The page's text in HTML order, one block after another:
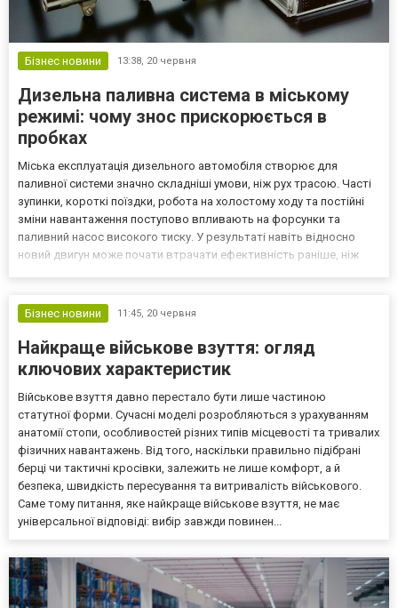
Бізнес новини 13:38, 20 червня
Дизельна паливна система в міському
режимі: чому знос прискорюється в
пробках
Міська експлуатація дизельного автомобіля створює для
паливної системи значно складніші умови, ніж рух трасою. Часті
зупинки, короткі поїздки, робота на холостому ходу та постійні
зміни навантаження поступово впливають на форсунки та
паливний насос високого тиску. У результаті навіть відносно
новий двигун може почати втрачати ефективність раніше, ніж
Бізнес новини
11:45, 20 червня
Найкраще військове взуття: огляд
ключових характеристик
Військове взуття давно перестало бути лише частиною
статутної форми. Сучасні моделі розробляються з урахуванням
анатомії стопи, особливостей різних типів місцевості та тривалих
фізичних навантажень. Від того, наскільки правильно підібрані
берці чи тактичні кросівки, залежить не лише комфорт, а й
безпека, швидкість пересування та витривалість військового.
Саме тому питання, яке найкраще військове взуття, не має
універсальної відповіді: вибір завжди повинен...